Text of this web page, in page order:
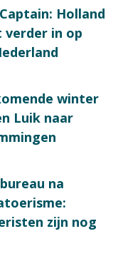
Holland
verder in op
winter
Luik naar
na
zijn nog